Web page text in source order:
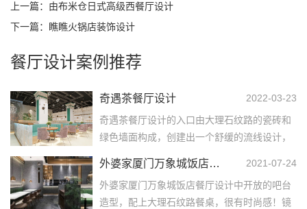
上一篇： 由布米仓日式高级西餐厅设计
下一篇：
瞧瞧火锅店装饰设计
餐厅设计案例推荐
奇遇茶餐厅设计
2022-03-23
奇遇茶餐厅设计的入口由大理石纹路的瓷砖和
绿色墙面构成，创建出一个舒缓的流线设计，
外婆家厦门万象城饭店餐厅设计
2021-07-24
外婆家厦门万象城饭店餐厅设计中开放的吧台
造型，配上大理石纹路餐桌，很有时尚感！镜